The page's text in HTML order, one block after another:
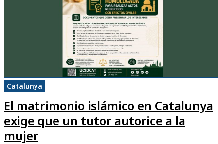
Catalunya
El matrimonio islámico en Catalunya
exige que un tutor autorice a la
mujer